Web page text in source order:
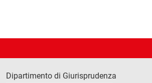
Dipartimento di Giurisprudenza